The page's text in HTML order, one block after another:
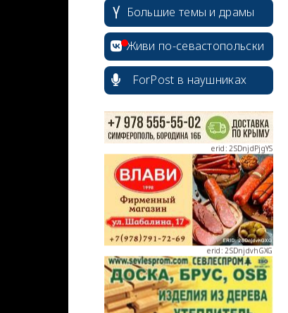
Большие темы и драмы
Живи по-севастопольски
ForPost в наушниках
erid: 2SDnjcrDNw6
erid: 2SDnjdPjgYS
erid: 2SDnjdvhGXG